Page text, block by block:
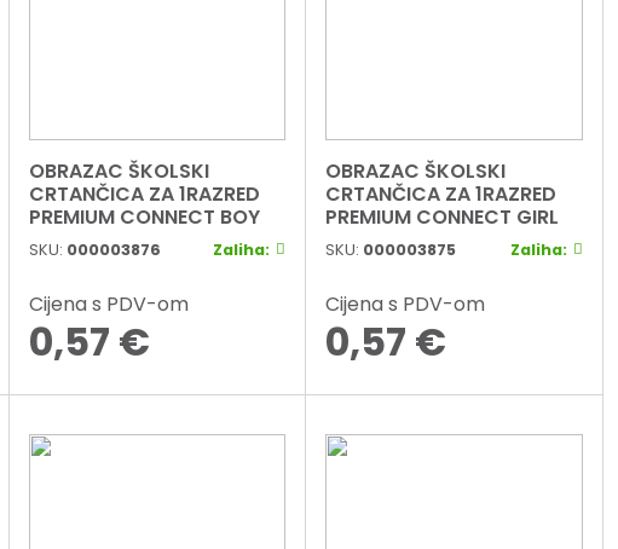
OBRAZAC ŠKOLSKI
CRTANČICA ZA 1RAZRED
PREMIUM CONNECT BOY
SKU: 000003876 Zaliha:
Cijena s PDV-om
0,57 €
OBRAZAC ŠKOLSKI
CRTANČICA ZA 1RAZRED
PREMIUM CONNECT GIRL
SKU: 000003875 Zaliha:
Cijena s PDV-om
0,57 €